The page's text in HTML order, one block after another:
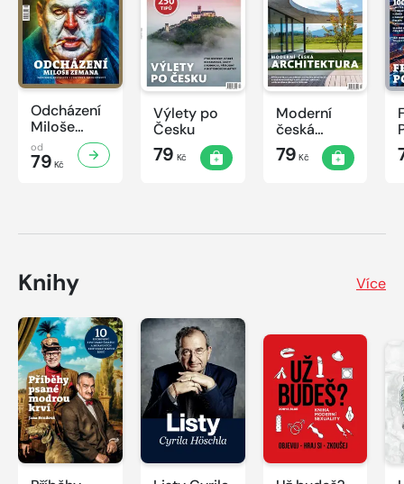
Odcházení
Miloše
Zemana
od
79 Kč
Výlety po
Česku
79 Kč
Moderní
česká
architektura
79 Kč
Knihy Více